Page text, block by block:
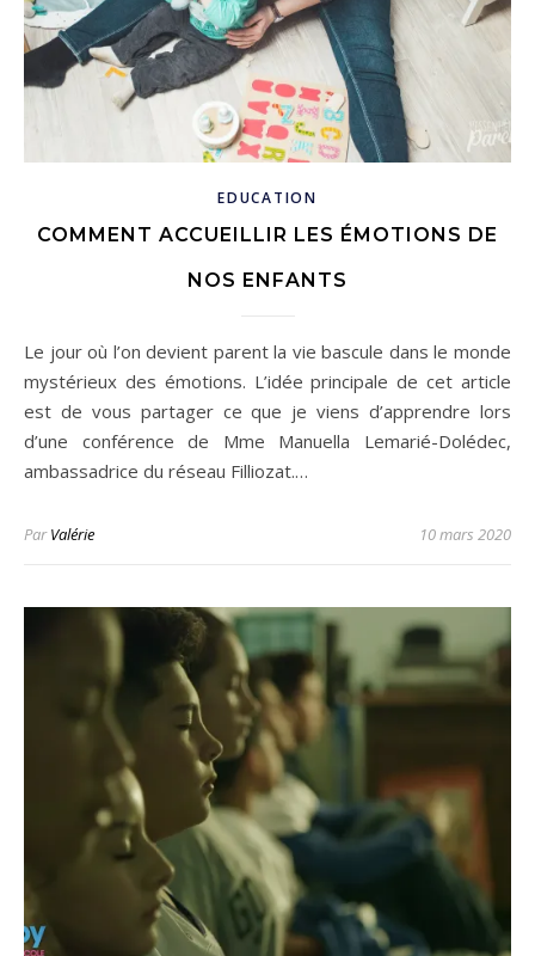
EDUCATION
COMMENT ACCUEILLIR LES ÉMOTIONS DE
NOS ENFANTS
Le jour où l’on devient parent la vie bascule dans le monde
mystérieux des émotions. L’idée principale de cet article
est de vous partager ce que je viens d’apprendre lors
d’une conférence de Mme Manuella Lemarié-Dolédec,
ambassadrice du réseau Filliozat.…
ParValérie 10 mars 2020